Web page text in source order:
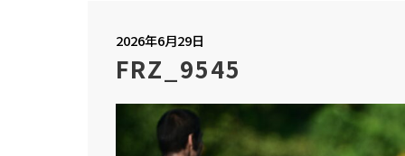
2026年6月29日
FRZ_9545